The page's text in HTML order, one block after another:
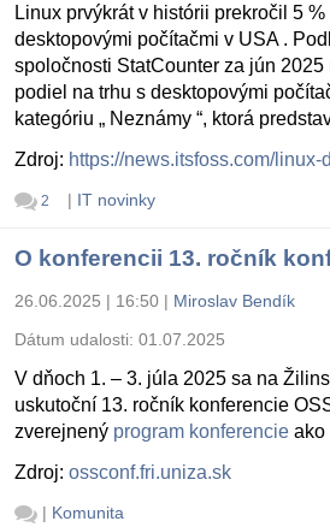
Linux prvýkrát v histórii prekročil 5
desktopovými počítačmi v USA .
spoločnosti StatCounter za jún 2025
podiel na trhu s desktopovými
kategóriu „ Neznámy “, ktorá
Zdroj: https://news.itsfoss.com/
2 | IT novinky
O konferencii 13. ročník
26.06.2025 | 16:50 | Miroslav Bendík
Dátum udalosti: 01.07.2025
V dňoch 1. – 3. júla 2025 sa na
uskutoční 13. ročník konferencie
zverejnený program konferencie ako
Zdroj: ossconf.fri.uniza.sk
| Komunita